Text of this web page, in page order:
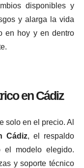
disponibles y
y alarga la vida
en hoy y en dentro
en Cádiz
solo en el precio. Al
Cádiz, el respaldo
el modelo elegido.
y soporte técnico